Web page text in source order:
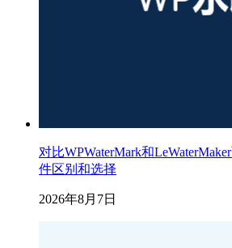
对比WPWaterMark和
件区别和选择
2026年8月7日